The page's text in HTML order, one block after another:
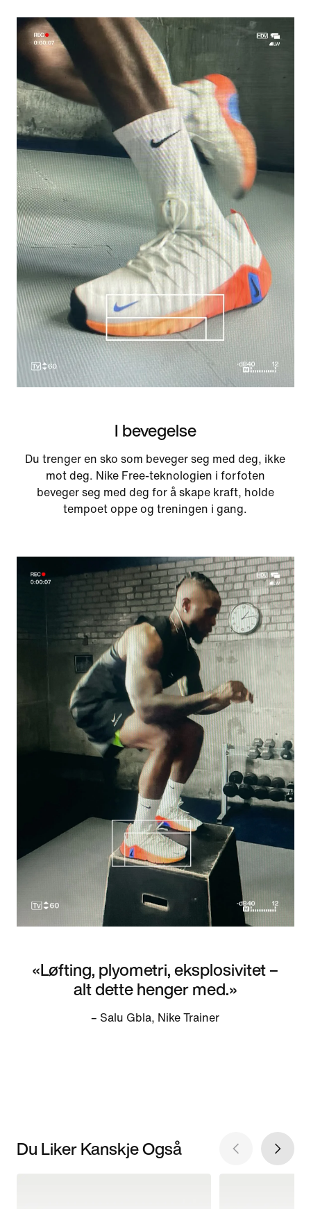
I bevegelse
Du trenger en sko som beveger seg med deg, ikke
mot deg. Nike Free-teknologien i forfoten
beveger seg med deg for å skape kraft, holde
tempoet oppe og treningen i gang.
«Løfting, plyometri, eksplosivitet –
alt dette henger med.»
– Salu Gbla, Nike Trainer
Du Liker Kanskje Også